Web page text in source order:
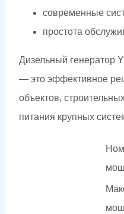
современные
простота
Дизельный генератор
— это эффективное
объектов,
питания крупных